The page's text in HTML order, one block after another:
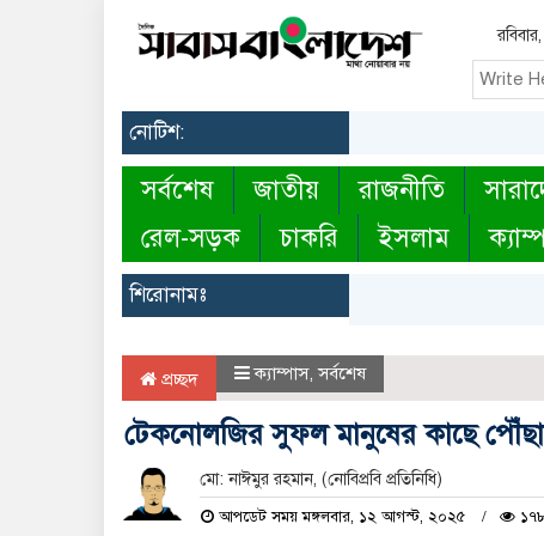
নোটিশ:
সর্বশেষ জাতীয় রাজনীতি
রেল-সড়ক
চাকরি ইসলাম
শিরোনামঃ
প্রচ্ছদ ক্যাম্পাস,সর্বশেষ
টেকনোলজির সুফল মানুষের কাছে
মো: নাঈমুর রহমান, (নোবিপ্রবি প্রতিনিধি)
আপডেট সময় মঙ্গলবার, ১২ আগস্ট, ২০২৫ ১৭৮